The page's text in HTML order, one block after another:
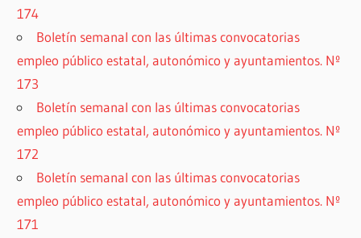
174
Boletín semanal con las últimas convocatorias
empleo público estatal, autonómico y ayuntamientos. Nº
173
Boletín semanal con las últimas convocatorias
empleo público estatal, autonómico y ayuntamientos. Nº
172
Boletín semanal con las últimas convocatorias
empleo público estatal, autonómico y ayuntamientos. Nº
171